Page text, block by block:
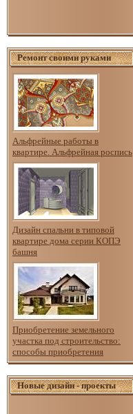
Ремонт своими руками
Альфрейные работы в
квартире. Альфрейная роспись
Дизайн спальни в типовой
квартире дома серии КОПЭ
башня
Приобретение земельного
участка под строительство:
способы приобретения
Новые дизайн - проекты